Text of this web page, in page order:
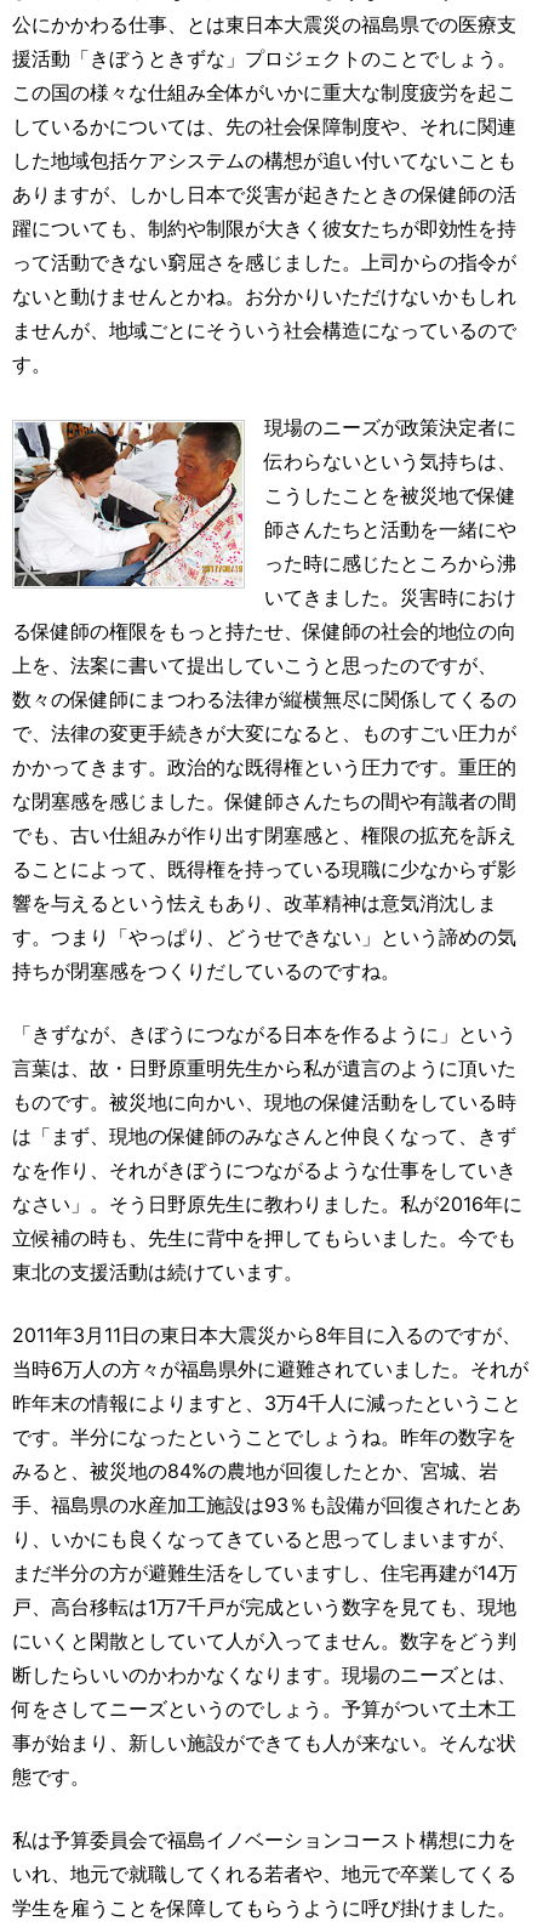
公にかかわる仕事、とは東日本大震災の福島県での医療支
援活動「きぼうときずな」プロジェクトのことでしょう。
この国の様々な仕組み全体がいかに重大な制度疲労を起こ
しているかについては、先の社会保障制度や、それに関連
した地域包括ケアシステムの構想が追い付いてないことも
ありますが、しかし日本で災害が起きたときの保健師の活
躍についても、制約や制限が大きく彼女たちが即効性を持
って活動できない窮屈さを感じました。上司からの指令が
ないと動けませんとかね。お分かりいただけないかもしれ
ませんが、地域ごとにそういう社会構造になっているので
す。
現場のニーズが政策決定者に
伝わらないという気持ちは、
こうしたことを被災地で保健
師さんたちと活動を一緒にや
った時に感じたところから沸
いてきました。災害時におけ
る保健師の権限をもっと持たせ、保健師の社会的地位の向
上を、法案に書いて提出していこうと思ったのですが、
数々の保健師にまつわる法律が縦横無尽に関係してくるの
で、法律の変更手続きが大変になると、ものすごい圧力が
かかってきます。政治的な既得権という圧力です。重圧的
な閉塞感を感じました。保健師さんたちの間や有識者の間
でも、古い仕組みが作り出す閉塞感と、権限の拡充を訴え
ることによって、既得権を持っている現職に少なからず影
響を与えるという怯えもあり、改革精神は意気消沈しま
す。つまり「やっぱり、どうせできない」という諦めの気
持ちが閉塞感をつくりだしているのですね。
「きずなが、きぼうにつながる日本を作るように」という
言葉は、故・日野原重明先生から私が遺言のように頂いた
ものです。被災地に向かい、現地の保健活動をしている時
は「まず、現地の保健師のみなさんと仲良くなって、きず
なを作り、それがきぼうにつながるような仕事をしていき
なさい」。そう日野原先生に教わりました。私が2016年に
立候補の時も、先生に背中を押してもらいました。今でも
東北の支援活動は続けています。
2011年3月11日の東日本大震災から8年目に入るのですが、
当時6万人の方々が福島県外に避難されていました。それが
昨年末の情報によりますと、3万4千人に減ったということ
です。半分になったということでしょうね。昨年の数字を
みると、被災地の84%の農地が回復したとか、宮城、岩
手、福島県の水産加工施設は93％も設備が回復されたとあ
り、いかにも良くなってきていると思ってしまいますが、
まだ半分の方が避難生活をしていますし、住宅再建が14万
戸、高台移転は1万7千戸が完成という数字を見ても、現地
にいくと閑散としていて人が入ってません。数字をどう判
断したらいいのかわかなくなります。現場のニーズとは、
何をさしてニーズというのでしょう。予算がついて土木工
事が始まり、新しい施設ができても人が来ない。そんな状
態です。
私は予算委員会で福島イノベーションコースト構想に力を
いれ、地元で就職してくれる若者や、地元で卒業してくる
学生を雇うことを保障してもらうように呼び掛けました。